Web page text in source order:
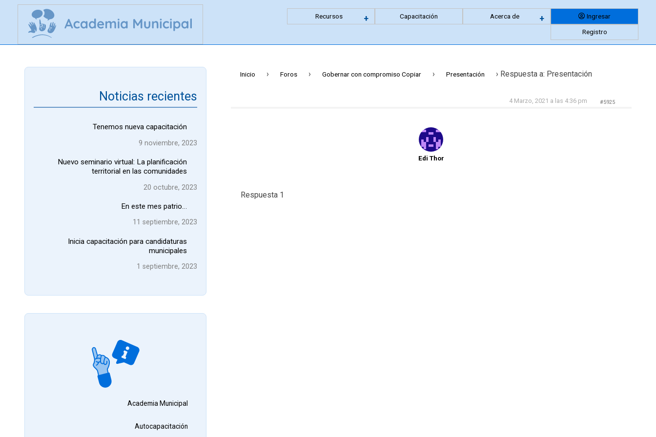
Recursos +ExpandirCapacitación Acerca de +Expandir
Ingresar
Registro
Inicio › Foros › Gobernar con compromiso Copiar › Presentación › Respuesta a: Presentación
4 Marzo, 2021 a las 4:36 pm #5925
Edi Thor
Respuesta 1
Noticias recientes
Tenemos nueva capacitación
9 noviembre, 2023
Nuevo seminario virtual: La planificación
territorial en las comunidades
20 octubre, 2023
En este mes patrio…
11 septiembre, 2023
Inicia capacitación para candidaturas
municipales
1 septiembre, 2023
Academia Municipal
Autocapacitación